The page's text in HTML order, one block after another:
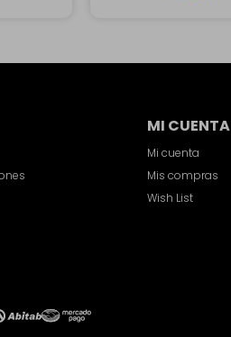
MI CUENTA
Mi cuenta
Mis compras
Wish List